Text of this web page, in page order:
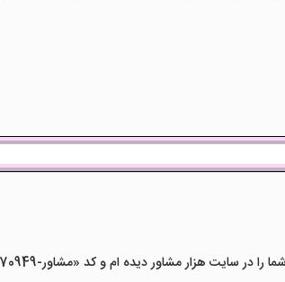
هزار مشاور دیده ام و کد «مشاور-70949» را اعلام کنید»